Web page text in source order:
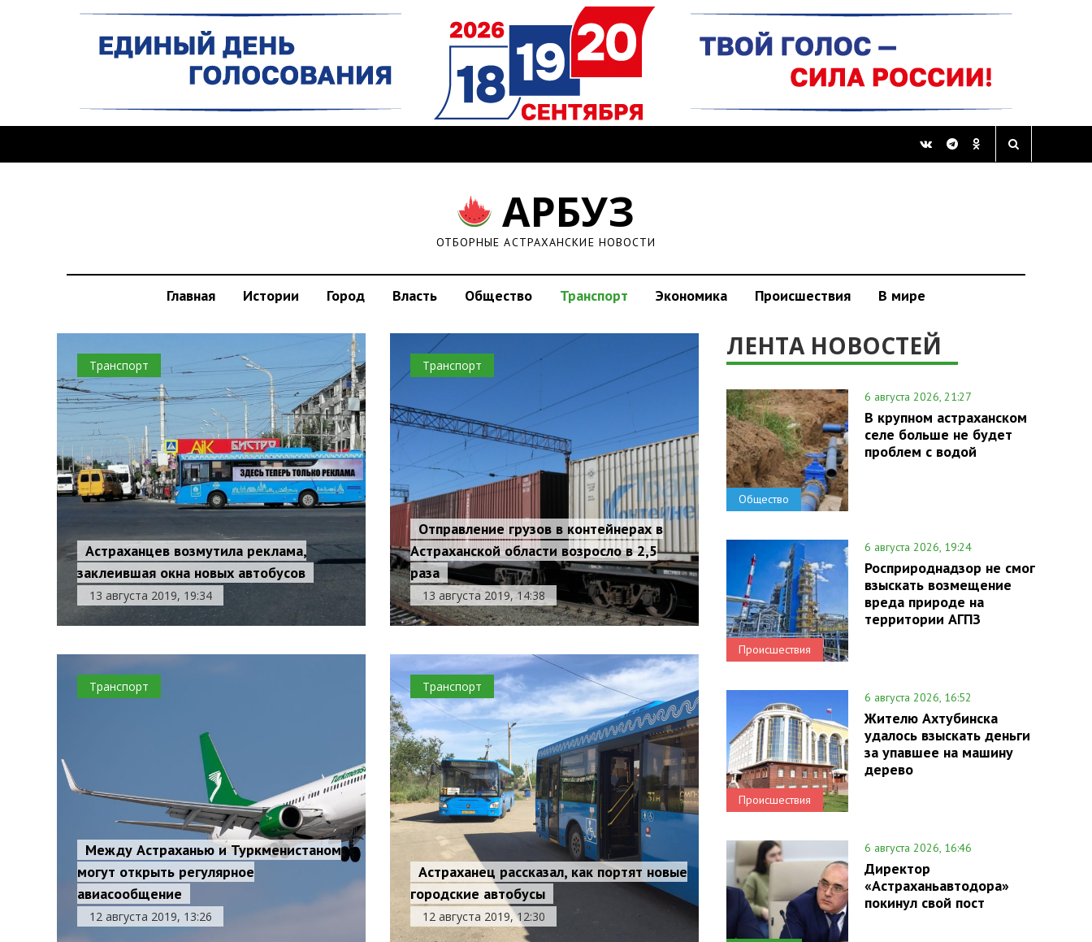
АРБУЗ
ОТБОРНЫЕ АСТРАХАНСКИЕ НОВОСТИ
Главная Истории Город Власть Общество Транспорт Экономика Происшествия В мире
Транспорт
Астраханцев возмутила реклама,
заклеившая окна новых автобусов
13 августа 2019, 19:34
Транспорт
Отправление грузов в контейнерах в
Астраханской области возросло в 2,5
раза
13 августа 2019, 14:38
Транспорт
Между Астраханью и Туркменистаном
могут открыть регулярное
авиасообщение
12 августа 2019, 13:26
Транспорт
Астраханец рассказал, как портят новые
городские автобусы
12 августа 2019, 12:30
ЛЕНТА НОВОСТЕЙ
Общество
6 августа 2026, 21:27
В крупном астраханском
селе больше не будет
проблем с водой
Происшествия
6 августа 2026, 19:24
Росприроднадзор не смог
взыскать возмещение
вреда природе на
территории АГПЗ
Происшествия
6 августа 2026, 16:52
Жителю Ахтубинска
удалось взыскать деньги
за упавшее на машину
дерево
6 августа 2026, 16:46
Директор
«Астраханьавтодора»
покинул свой пост